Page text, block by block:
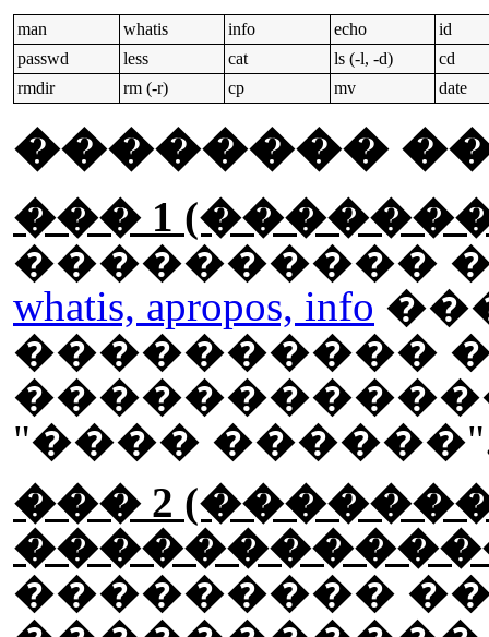
man whatis info echo
id
passwd
less cat ls (-l, -d)
cd
rmdir
rm (-r) cp mv date
��������
��� 1
����������
whatis, apropos, info
����������
"����
��� 2
���������